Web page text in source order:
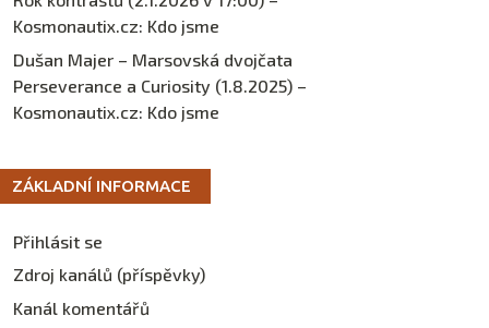
Kosmonautix.cz: Kdo jsme
Dušan Majer – Marsovská dvojčata
Perseverance a Curiosity (1.8.2025) –
Kosmonautix.cz: Kdo jsme
ZÁKLADNÍ INFORMACE
Přihlásit se
Zdroj kanálů (příspěvky)
Kanál komentářů